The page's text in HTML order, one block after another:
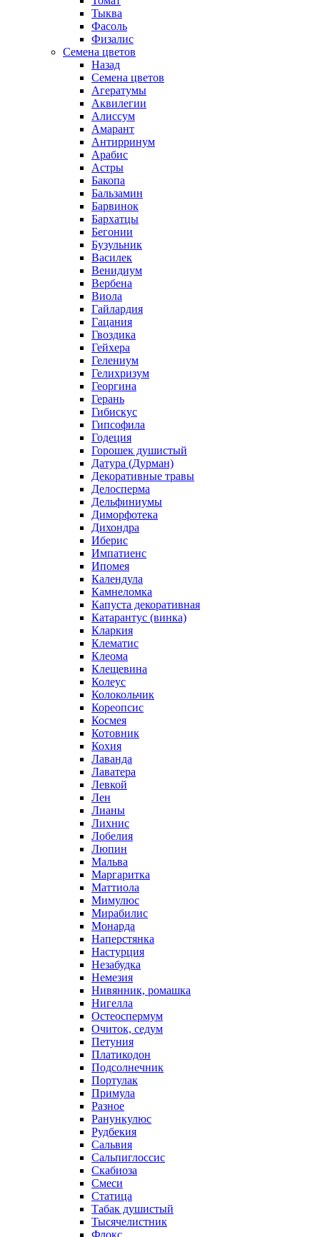
Тыква
Фасоль
Физалис
Семена цветов
Назад
Семена цветов
Агератумы
Аквилегии
Алиссум
Амарант
Антирринум
Арабис
Астры
Бакопа
Бальзамин
Барвинок
Бархатцы
Бегонии
Бузульник
Василек
Венидиум
Вербена
Виола
Гайлардия
Гацания
Гвоздика
Гейхера
Гелениум
Гелихризум
Георгина
Герань
Гибискус
Гипсофила
Годеция
Горошек душистый
Датура (Дурман)
Декоративные травы
Делосперма
Дельфиниумы
Диморфотека
Дихондра
Иберис
Импатиенс
Ипомея
Календула
Камнеломка
Капуста декоративная
Катарантус (винка)
Кларкия
Клематис
Клеома
Клещевина
Колеус
Колокольчик
Кореопсис
Космея
Котовник
Кохия
Лаванда
Лаватера
Левкой
Лен
Лианы
Лихнис
Лобелия
Люпин
Мальва
Маргаритка
Маттиола
Мимулюс
Мирабилис
Монарда
Наперстянка
Настурция
Незабудка
Немезия
Нивянник, ромашка
Нигелла
Остеоспермум
Очиток, седум
Петуния
Платикодон
Подсолнечник
Портулак
Примула
Разное
Ранункулюс
Рудбекия
Сальвия
Сальпиглоссис
Скабиоза
Смеси
Статица
Табак душистый
Тысячелистник
Флокс